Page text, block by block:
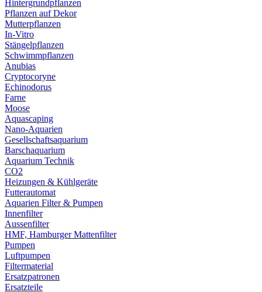
Hintergrundpflanzen
Pflanzen auf Dekor
Mutterpflanzen
In-Vitro
Stängelpflanzen
Schwimmpflanzen
Anubias
Cryptocoryne
Echinodorus
Farne
Moose
Aquascaping
Nano-Aquarien
Gesellschaftsaquarium
Barschaquarium
Aquarium Technik
CO2
Heizungen & Kühlgeräte
Futterautomat
Aquarien Filter & Pumpen
Innenfilter
Aussenfilter
HMF, Hamburger Mattenfilter
Pumpen
Luftpumpen
Filtermaterial
Ersatzpatronen
Ersatzteile